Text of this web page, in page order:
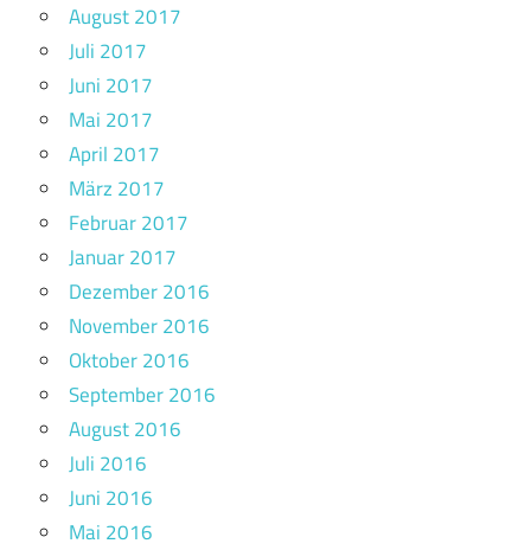
August 2017
Juli 2017
Juni 2017
Mai 2017
April 2017
März 2017
Februar 2017
Januar 2017
Dezember 2016
November 2016
Oktober 2016
September 2016
August 2016
Juli 2016
Juni 2016
Mai 2016